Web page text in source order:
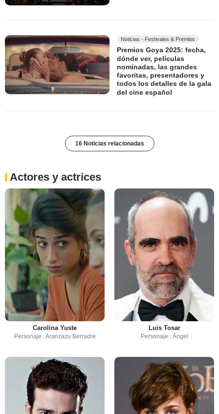
Noticias - Festivales & Premios
Premios Goya 2025: fecha,
dónde ver, películas
nominadas, las grandes
favoritas, presentadores y
todos los detalles de la gala
del cine español
16 Noticias relacionadas
Actores y actrices
Carolina Yuste
Personaje : Aranzazu Berradre
Luis Tosar
Personaje : Ángel